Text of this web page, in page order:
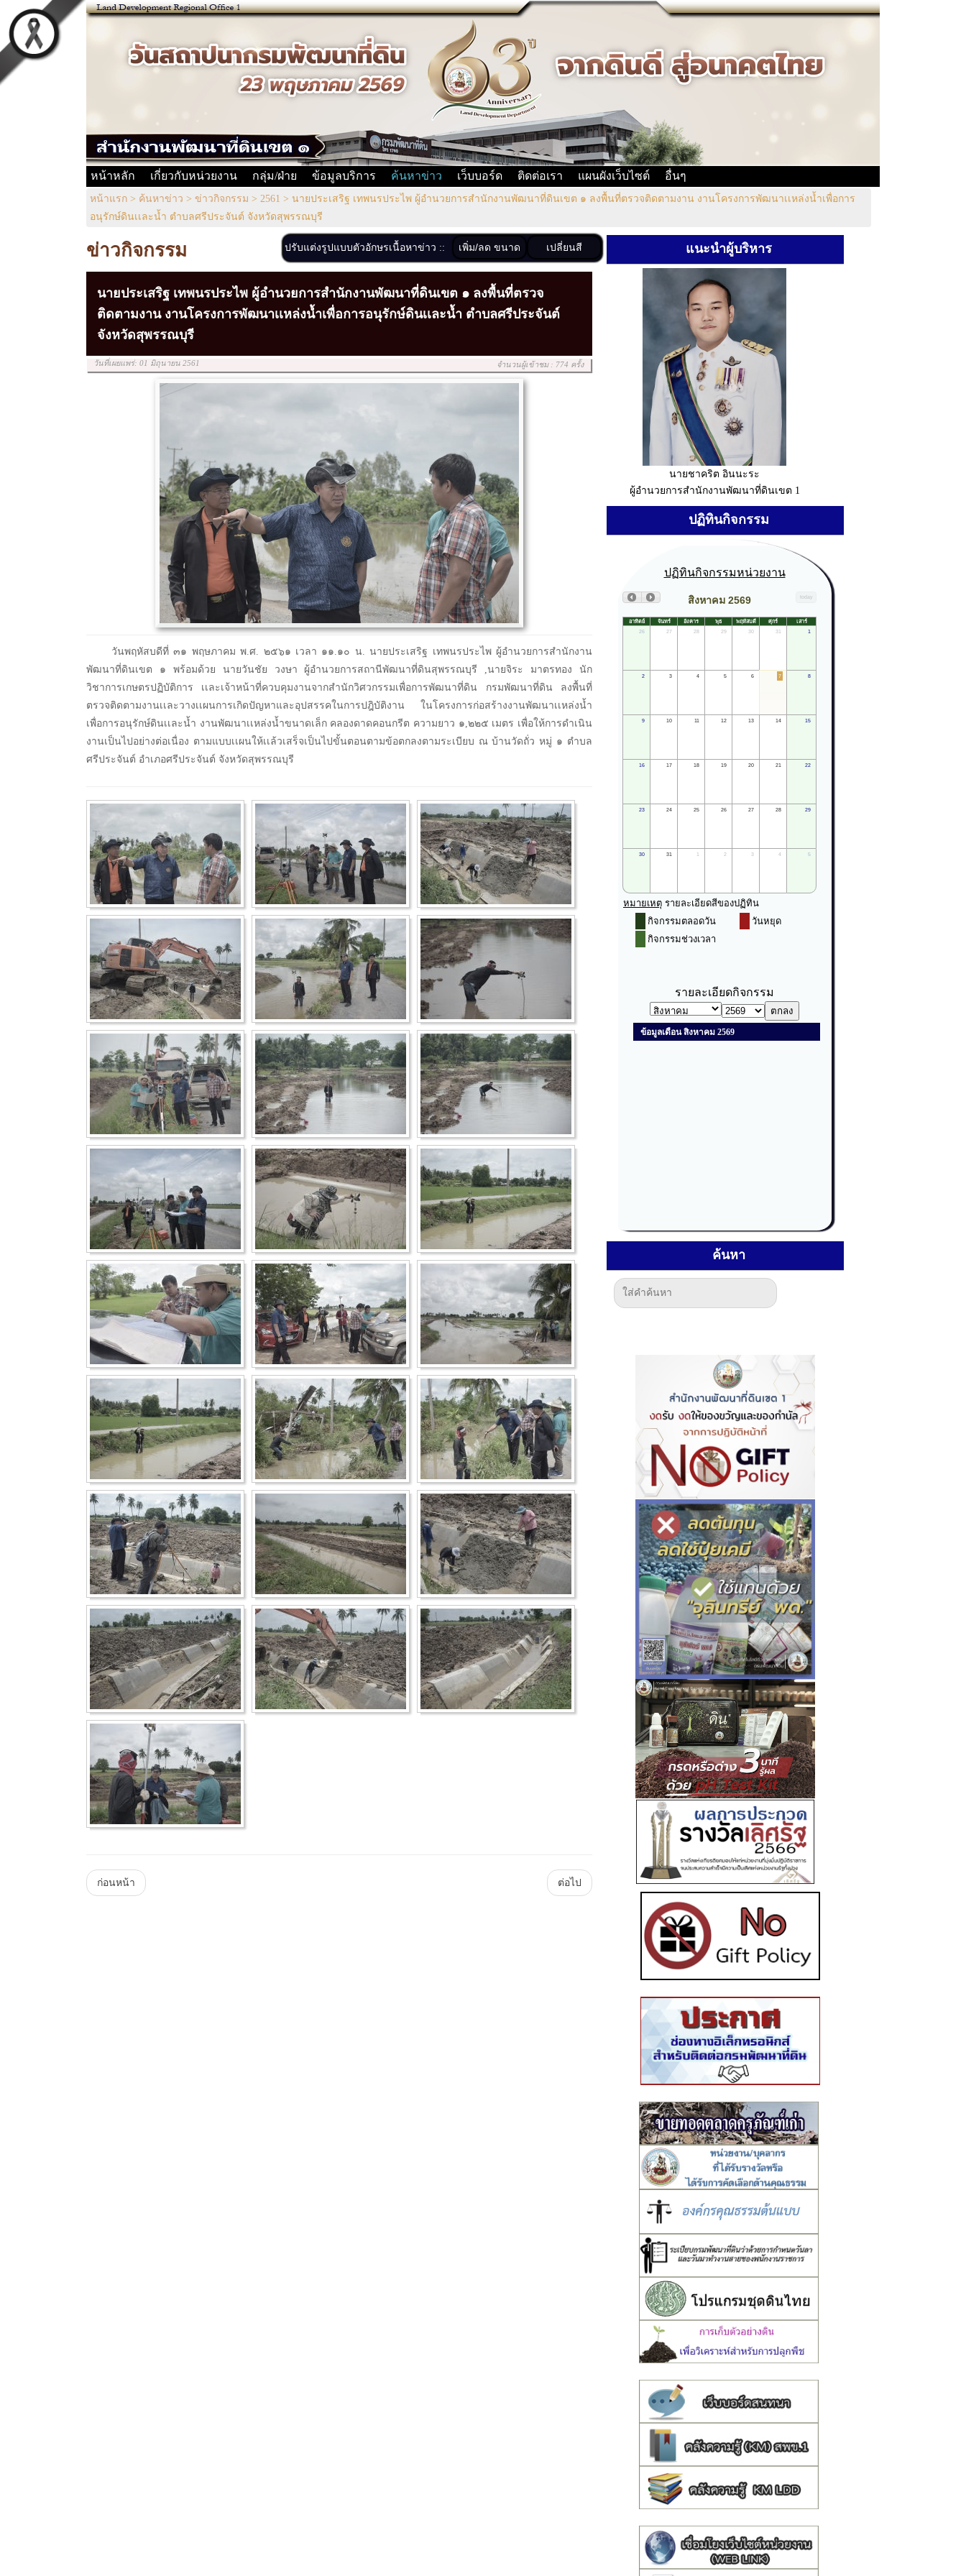
หน้าหลัก เกี่ยวกับหน่วยงาน กลุ่ม/ฝ่าย ข้อมูลบริการ ค้นหาข่าว เว็บบอร์ด ติดต่อเรา แผนผังเว็บไซต์ อื่นๆ
หน้าแรก > ค้นหาข่าว > ข่าวกิจกรรม > 2561 > นายประเสริฐ เทพนรประไพ ผู้อำนวยการสำนักงานพัฒนาที่ดินเขต ๑ ลงพื้นที่ตรวจติดตามงาน งานโครงการพัฒนาเเหล่งน้ำเพื่อการ
อนุรักษ์ดินเเละน้ำ ตำบลศรีประจันต์ จังหวัดสุพรรณบุรี
ข่าวกิจกรรม
นายประเสริฐ เทพนรประไพ ผู้อำนวยการสำนักงานพัฒนาที่ดินเขต ๑ ลงพื้นที่ตรวจ
ติดตามงาน งานโครงการพัฒนาเเหล่งน้ำเพื่อการอนุรักษ์ดินเเละน้ำ ตำบลศรีประจันต์
จังหวัดสุพรรณบุรี
วันที่เผยแพร่: 01 มิถุนายน 2561 จำนวนผู้เข้าชม : 774 ครั้ง
วันพฤหัสบดีที่ ๓๑ พฤษภาคม พ.ศ. ๒๕๖๑ เวลา ๑๑.๑๐ น. นายประเสริฐ เทพนรประไพ ผู้อำนวยการสำนักงาน
พัฒนาที่ดินเขต ๑ พร้อมด้วย นายวันชัย วงษา ผู้อำนวยการสถานีพัฒนาที่ดินสุพรรณบุรี ,นายจิระ มาตรทอง นัก
วิชาการเกษตรปฏิบัติการ เเละเจ้าหน้าที่ควบคุมงานจากสำนักวิศวกรรมเพื่อการพัฒนาที่ดิน กรมพัฒนาที่ดิน ลงพื้นที่
ตรวจติดตามงานเเละวางเเผนการเกิดปัญหาและอุปสรรคในการปฎิบัติงาน ในโครงการก่อสร้างงานพัฒนาเเหล่งน้ำ
เพื่อการอนุรักษ์ดินเเละน้ำ งานพัฒนาเเหล่งน้ำขนาดเล็ก คลองดาดคอนกรีต ความยาว ๑,๒๒๕ เมตร เพื่อให้การดำเนิน
งานเป็นไปอย่างต่อเนื่อง ตามแบบเเผนให้เเล้วเสร็จเป็นไปขั้นตอนตามข้อตกลงตามระเบียบ ณ บ้านวัดถั่ว หมู่ ๑ ตำบล
ศรีประจันต์ อำเภอศรีประจันต์ จังหวัดสุพรรณบุรี
Menu
ก่อนหน้า ต่อไป
ปรับแต่งรูปแบบตัวอักษรเนื้อหาข่าว :: เพิ่ม/ลด ขนาด เปลี่ยนสี แนะนำผู้บริหาร
นายชาคริต อินนะระ
ผู้อำนวยการสำนักงานพัฒนาที่ดินเขต 1
ปฏิทินกิจกรรม
ค้นหา